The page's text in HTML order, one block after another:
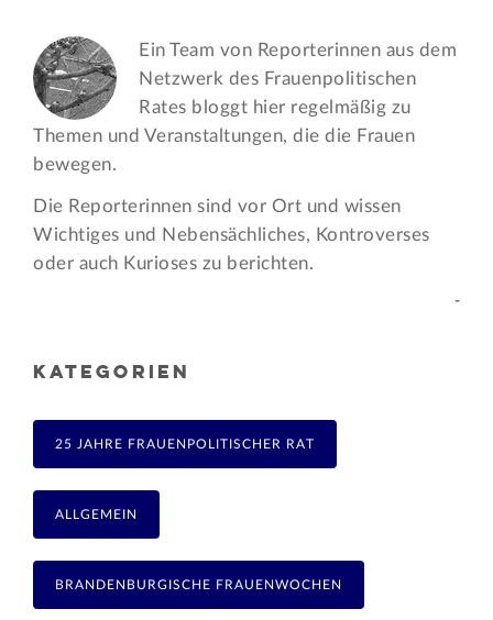
Ein Team von Reporterinnen aus dem
Netzwerk des Frauen­politischen
Rates bloggt hier regelmäßig zu
Themen und Veran­staltungen, die die Frauen
bewegen.
Die Reporterinnen sind vor Ort und wissen
Wichtiges und Nebensächliches, Kontroverses
oder auch Kurioses zu berichten.
-
KATEGORIEN
25 JAHRE FRAUENPOLITISCHER RAT
ALLGEMEIN
BRANDENBURGISCHE FRAUENWOCHEN